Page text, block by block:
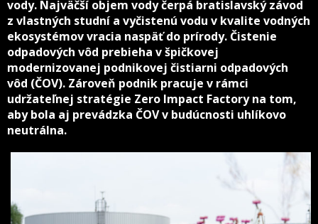
vody. Najväčší objem vody čerpá bratislavský závod
z vlastných studní a vyčistenú vodu v kvalite vodných
ekosystémov vracia naspäť do prírody. Čistenie
odpadových vôd prebieha v špičkovej
modernizovanej podnikovej čistiarni odpadových
vôd (ČOV). Zároveň podnik pracuje v rámci
udržateľnej stratégie Zero Impact Factory na tom,
aby bola aj prevádzka ČOV v budúcnosti uhlíkovo
neutrálna.